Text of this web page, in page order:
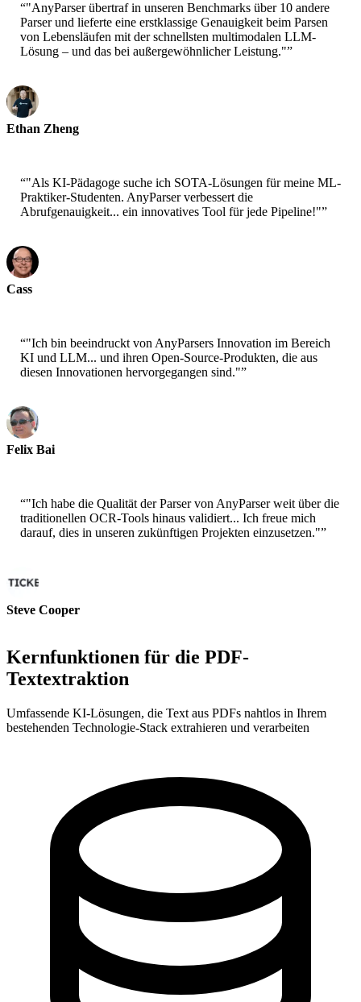
“"AnyParser übertraf in unseren Benchmarks über 10 andere
Parser und lieferte eine erstklassige Genauigkeit beim Parsen
von Lebensläufen mit der schnellsten multimodalen LLM-
Lösung – und das bei außergewöhnlicher Leistung."”
Ethan Zheng
“"Als KI-Pädagoge suche ich SOTA-Lösungen für meine ML-
Praktiker-Studenten. AnyParser verbessert die
Abrufgenauigkeit... ein innovatives Tool für jede Pipeline!"”
Cass
“"Ich bin beeindruckt von AnyParsers Innovation im Bereich
KI und LLM... und ihren Open-Source-Produkten, die aus
diesen Innovationen hervorgegangen sind."”
Felix Bai
“"Ich habe die Qualität der Parser von AnyParser weit über die
traditionellen OCR-Tools hinaus validiert... Ich freue mich
darauf, dies in unseren zukünftigen Projekten einzusetzen."”
Steve Cooper
Kernfunktionen für die PDF-
Textextraktion
Umfassende KI-Lösungen, die Text aus PDFs nahtlos in Ihrem
bestehenden Technologie-Stack extrahieren und verarbeiten